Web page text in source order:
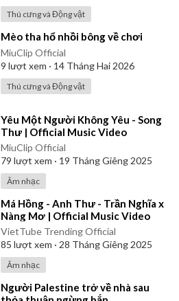
Thú cưng và Động vật
⁣Mèo tha hổ nhồi bông về chơi
MiuClip Official
9 lượt xem · 14 Tháng Hai 2026
Thú cưng và Động vật
⁣Yêu Một Người Không Yêu - Song
Thư | Official Music Video
MiuClip Official
79 lượt xem · 19 Tháng Giêng 2025
Âm nhạc
⁣Má Hồng - Anh Thư - Trần Nghĩa x
Nàng Mơ | Official Music Video
VietTube Trending Official
85 lượt xem · 28 Tháng Giêng 2025
Âm nhạc
⁣Người Palestine trở về nhà sau